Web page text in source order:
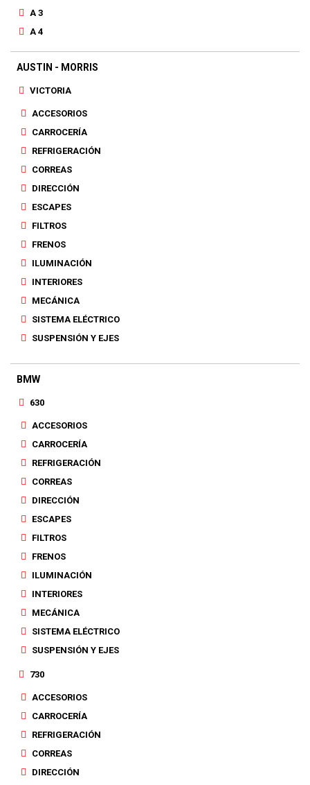
A 3
A 4
AUSTIN - MORRIS
VICTORIA
ACCESORIOS
CARROCERÍA
REFRIGERACIÓN
CORREAS
DIRECCIÓN
ESCAPES
FILTROS
FRENOS
ILUMINACIÓN
INTERIORES
MECÁNICA
SISTEMA ELÉCTRICO
SUSPENSIÓN Y EJES
BMW
630
ACCESORIOS
CARROCERÍA
REFRIGERACIÓN
CORREAS
DIRECCIÓN
ESCAPES
FILTROS
FRENOS
ILUMINACIÓN
INTERIORES
MECÁNICA
SISTEMA ELÉCTRICO
SUSPENSIÓN Y EJES
730
ACCESORIOS
CARROCERÍA
REFRIGERACIÓN
CORREAS
DIRECCIÓN